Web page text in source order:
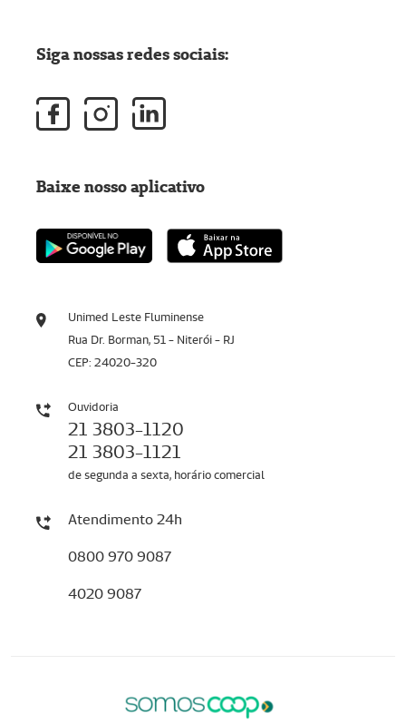
Unimed Leste Fluminense
Rua Dr. Borman, 51 - Niterói - RJ
CEP: 24020-320
Ouvidoria
21 3803-1120
21 3803-1121
de segunda a sexta, horário comercial
Atendimento 24h
0800 970 9087
4020 9087
Siga nossas redes sociais:
Baixe nosso aplicativo